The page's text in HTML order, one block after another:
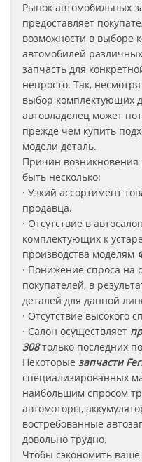
Рынок автомобильных
предоставляет
возможности в выборе
автомобилей
запчасть для
непросто. Так,
выбор комплектующих
автовладелец может
прежде чем купить
модели деталь.
Причин
быть несколько:
· Узкий ассортимент
продавца.
· Отсутствие в
комплектующих к
производства моделям
· Понижение спроса на
покупателей, в
деталей для данной
· Отсутствие высокого
· Салон осуществляет
308только последних
Некоторые запчасти
специализированных
наибольшим спросом
автомоторы,
востребованные
довольно трудно.
Чтобы сэкономить